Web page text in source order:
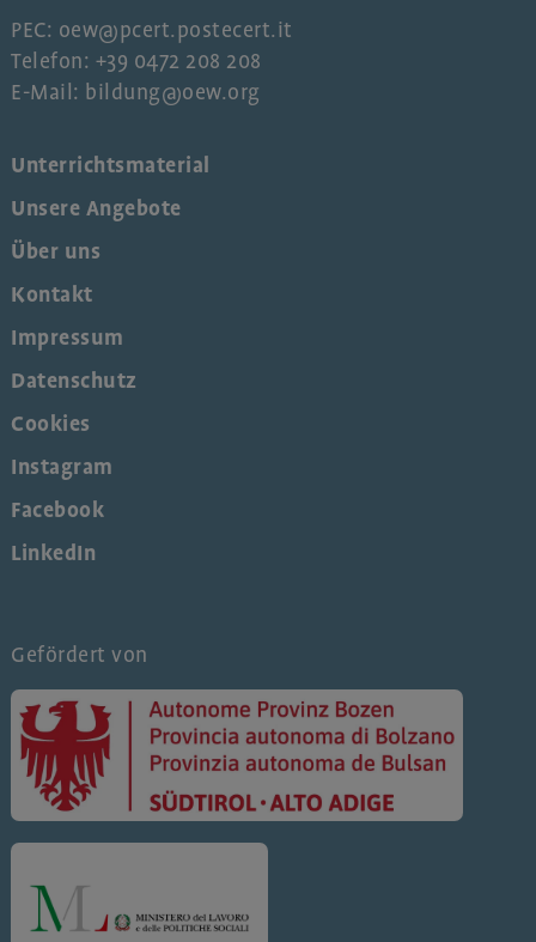
PEC: oew@pcert.postecert.it
Telefon: +39 0472 208 208
E-Mail: bildung@oew.org
Unterrichtsmaterial
Unsere Angebote
Über uns
Kontakt
Impressum
Datenschutz
Cookies
Instagram
Facebook
LinkedIn
Gefördert von